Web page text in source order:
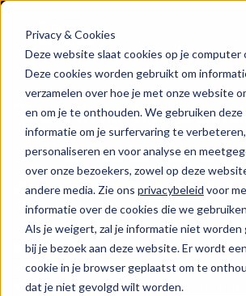
Privacy & Cookies
Deze website slaat cookies op je computer
Deze cookies worden gebruikt om
verzamelen over hoe je met onze website
en om je te onthouden. We gebruiken deze
informatie om je surfervaring te
personaliseren en voor analyse en
over onze bezoekers, zowel op deze
andere media. Zie ons privacybeleid voor
informatie over de cookies die we
Als je weigert, zal je informatie niet worden
bij je bezoek aan deze website. Er wordt
cookie in je browser geplaatst om te
dat je niet gevolgd wilt worden.
overzicht
Training
Leer in één dag alles over
je het HubSpot certificaat kunt
Stop selling start helping
Leer de nieuwste inzichten